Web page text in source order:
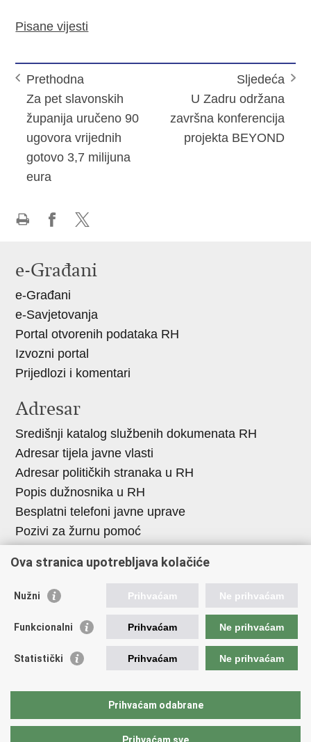
Pisane vijesti
Prethodna
Za pet slavonskih
županija uručeno 90
ugovora vrijednih
gotovo 3,7 milijuna
eura
Sljedeća
U Zadru održana
završna konferencija
projekta BEYOND
Facebooku
X-
e-Građani
e-Građani
e-Savjetovanja
Portal otvorenih podataka RH
Izvozni portal
Prijedlozi i komentari
Adresar
Središnji katalog službenih dokumenata RH
Adresar tijela javne vlasti
Adresar političkih stranaka u RH
Popis dužnosnika u RH
Besplatni telefoni javne uprave
Pozivi za žurnu pomoć
Važne poveznice
Vlada Republike H
rvatske
Središnja agencija za financiranje i ugovaranje
Predstavništvo Europske komisije u Hrvatskoj
Europska komisija
Europski parlament
Ova stranica upotrebljava kolačiće
Nužni Prihvaćam Ne prihvaćam
Funkcionalni Prihvaćam Ne prihvaćam
Statistički Prihvaćam Ne prihvaćam
Prihvaćam odabrane